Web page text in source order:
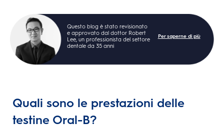
Questo blog è stato revisionato
e approvato dal dottor Robert
Lee, un professionista del settore
dentale da 35 anni
Per saperne di più
Quali sono le prestazioni delle
testine Oral-B?